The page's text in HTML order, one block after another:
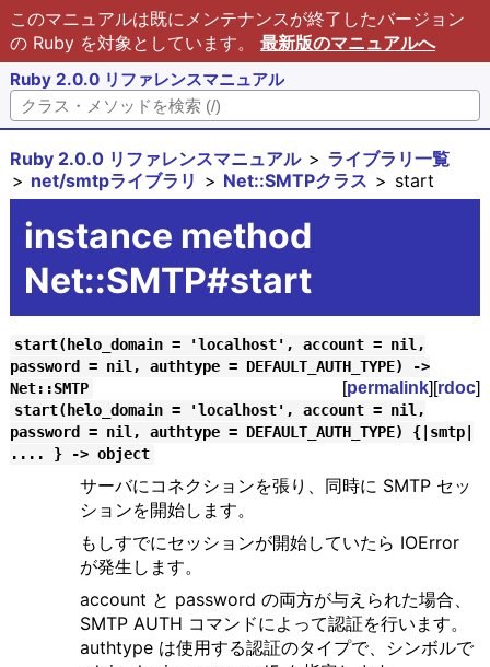
このマニュアルは既にメンテナンスが終了したバージョン
の Ruby を対象としています。 最新版のマニュアルへ
Ruby 2.0.0 リファレンスマニュアル
Ruby 2.0.0 リファレンスマニュアル
ライブラリ一覧
net/smtpライブラリ
Net::SMTPクラス start
instance method
Net::SMTP#start
start(helo_domain = 'localhost', account = nil,
password = nil, authtype = DEFAULT_AUTH_TYPE) ->
Net::SMTP
[permalink][rdoc]
start(helo_domain = 'localhost', account = nil,
password = nil, authtype = DEFAULT_AUTH_TYPE) {|smtp|
.... } -> object
サーバにコネクションを張り、同時に SMTP セッ
ションを開始します。
もしすでにセッションが開始していたら IOError
が発生します。
account と password の両方が与えられた場合、
SMTP AUTH コマンドによって認証を行います。
authtype は使用する認証のタイプで、シンボルで